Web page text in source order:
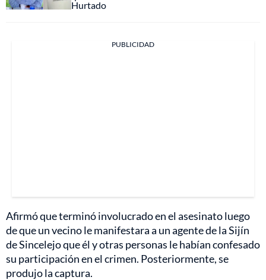
Hurtado
PUBLICIDAD
Afirmó que terminó involucrado en el asesinato luego
de que un vecino le manifestara a un agente de la Sijín
de Sincelejo que él y otras personas le habían confesado
su participación en el crimen. Posteriormente, se
produjo la captura.